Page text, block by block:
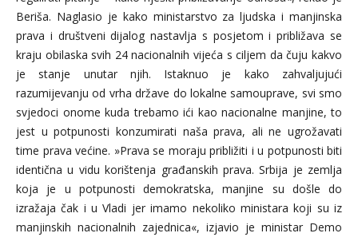
Beriša. Naglasio je kako ministarstvo za ljudska i manjinska
prava i društveni dijalog nastavlja s posjetom i približava se
kraju obilaska svih 24 nacionalnih vijeća s ciljem da čuju kakvo
je stanje unutar njih. Istaknuo je kako zahvaljujući
razumijevanju od vrha države do lokalne samouprave, svi smo
svjedoci onome kuda trebamo ići kao nacionalne manjine, to
jest u potpunosti konzumirati naša prava, ali ne ugrožavati
time prava većine. »Prava se moraju približiti i u potpunosti biti
identična u vidu korištenja građanskih prava. Srbija je zemlja
koja je u potpunosti demokratska, manjine su došle do
izražaja čak i u Vladi jer imamo nekoliko ministara koji su iz
manjinskih nacionalnih zajednica«, izjavio je ministar Demo